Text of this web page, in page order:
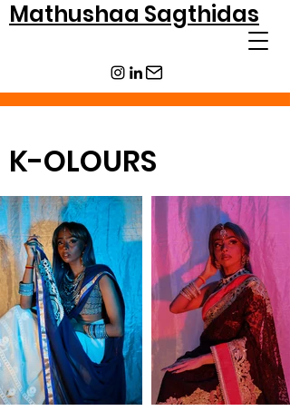
Mathushaa Sagthidas
K-OLOURS